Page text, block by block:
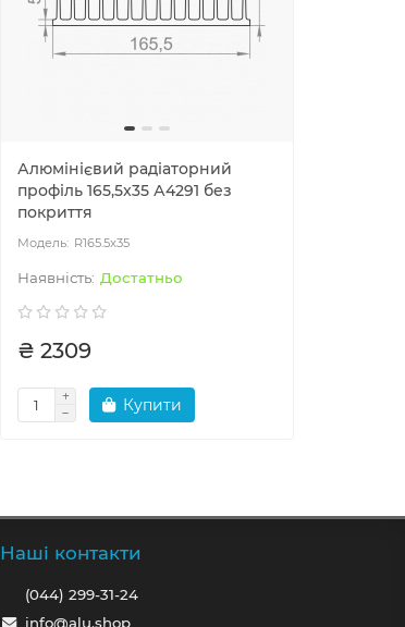
Алюмінієвий радіаторний
профіль 165,5x35 А4291 без
покриття
R165.5x35
Достатньо
₴ 2309
Купити
Наші контакти
(044) 299-31-24
info@alu.shop